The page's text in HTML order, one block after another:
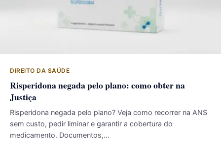
DIREITO DA SAÚDE
Risperidona negada pelo plano: como obter na
Justiça
Risperidona negada pelo plano? Veja como recorrer na ANS
sem custo, pedir liminar e garantir a cobertura do
medicamento. Documentos,…